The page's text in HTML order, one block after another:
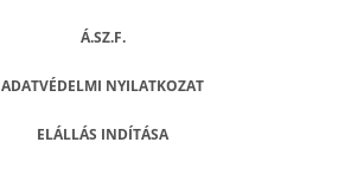
Á.SZ.F.
ADATVÉDELMI NYILATKOZAT
ELÁLLÁS INDÍTÁSA